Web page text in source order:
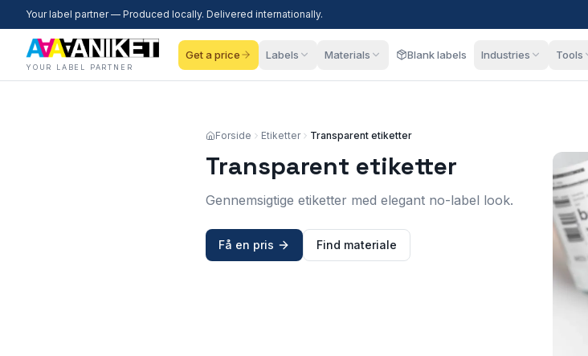
Your label partner — Produced locally. Delivered internationally.
YOUR LABEL PARTNER
Get a price Labels Materials Blank labels Industries Tools
Forside Etiketter Transparent etiketter
Transparent etiketter
Gennemsigtige etiketter med elegant no-label look.
Få en pris Find materiale